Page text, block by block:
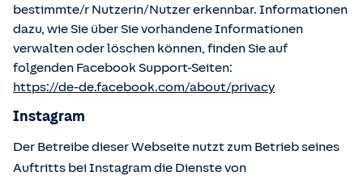
bestimmte/r Nutzerin/Nutzer erkennbar. Informationen
dazu, wie Sie über Sie vorhandene Informationen
verwalten oder löschen können, finden Sie auf
folgenden Facebook Support-Seiten:
https://de-de.facebook.com/about/privacy
Instagram
Der Betreibe dieser Webseite nutzt zum Betrieb seines
Auftritts bei Instagram die Dienste von